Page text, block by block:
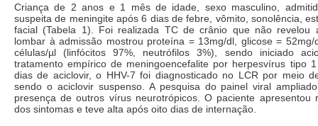
Criança de 2 anos e 1 mês de idade, sexo masculino,
suspeita de meningite após 6 dias de febre, vômito, sonolência,
facial (Tabela 1). Foi realizada TC de crânio que não revelou
lombar à admissão mostrou proteína = 13mg/dl, glicose =
células/µl (linfócitos 97%, neutrófilos 3%), sendo iniciado
tratamento empírico de meningoencefalite por herpesvírus tipo
dias de aciclovir, o HHV-7 foi diagnosticado no LCR por meio
sendo o aciclovir suspenso. A pesquisa do painel viral
presença de outros vírus neurotrópicos. O paciente apresentou
dos sintomas e teve alta após oito dias de internação.